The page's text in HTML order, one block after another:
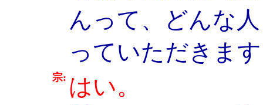
んって、どんな
っていただきま
宗: はい。